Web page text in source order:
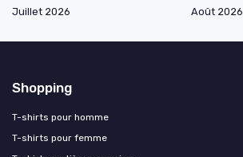
Juillet 2026
Août 2026
Shopping
T-shirts pour homme
T-shirts pour femme